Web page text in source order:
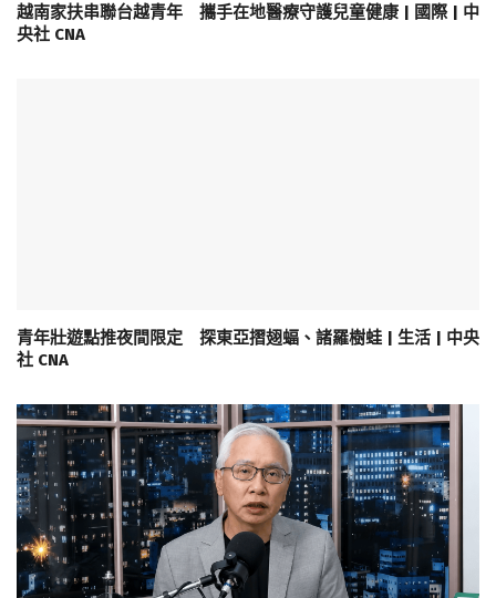
越南家扶串聯台越青年 攜手在地醫療守護兒童健康 | 國際 | 中
央社 CNA
青年壯遊點推夜間限定 探東亞摺翅蝠、諸羅樹蛙 | 生活 | 中央
社 CNA